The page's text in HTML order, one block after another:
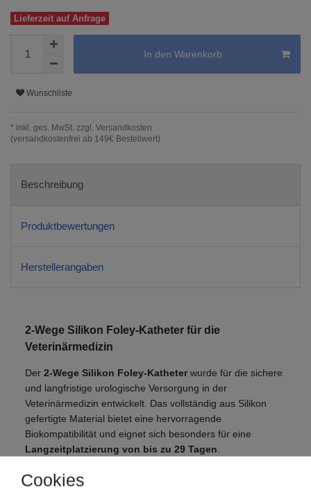
Lieferzeit auf Anfrage
In den Warenkorb
Wunschliste
* inkl. ges. MwSt. zzgl. Versandkosten
(versandkostenfrei ab 149€ Bestellwert)
Beschreibung
Produktbewertungen
Herstellerangaben
2-Wege Silikon Foley-Katheter für die
Veterinärmedizin
Der 2-Wege Silikon Foley-Katheter wurde für die sichere
und langfristige urologische Versorgung in der
Veterinärmedizin entwickelt. Das vollständig aus Silikon
gefertigte Material bietet eine hervorragende
Biokompatibilität und eignet sich besonders für eine
Langzeitplatzierung von bis zu 29 Tagen.
Der Katheter ist transparent ausgeführt und mit einer
röntgensichtbaren Linie
Cookies